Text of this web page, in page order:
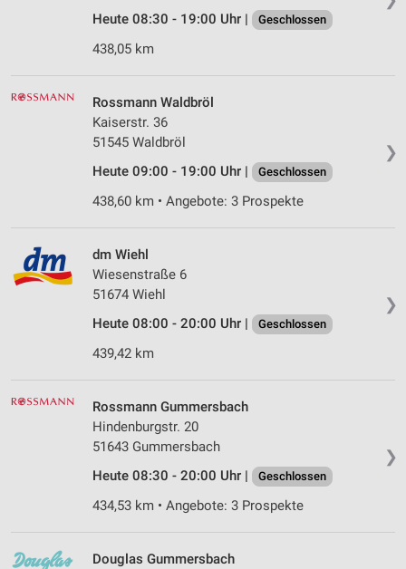
Heute 08:30 - 19:00 Uhr | Geschlossen
438,05 km
❯
Rossmann Waldbröl
Kaiserstr. 36
51545 Waldbröl
Heute 09:00 - 19:00 Uhr |
Geschlossen
438,60 km • Angebote: 3 Prospekte
❯
dm Wiehl
Wiesenstraße 6
51674 Wiehl
Heute 08:00 - 20:00 Uhr |
Geschlossen
439,42 km
❯
Rossmann Gummersbach
Hindenburgstr. 20
51643 Gummersbach
Heute 08:30 - 20:00 Uhr |
Geschlossen
434,53 km • Angebote: 3 Prospekte
Douglas Gummersbach